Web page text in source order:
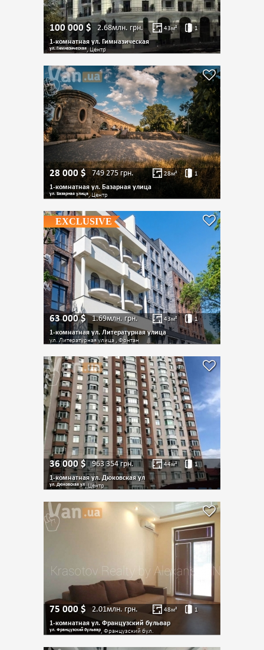
100 000 $ 2.68млн. грн. 43м² 1
1-комнатная ул. Гимназическая
ул. Гимназическая, Центр
28 000$ 749 275 грн. 28м² 1
1-комнатная ул. Базарная улица
ул. Базарная улица, Центр
EXCLUSIVE
63 000$ 1.69млн. грн. 43м² 1
1-комнатная ул. Литературная улица
ул. Литературная улица , Фонтан
36 000 $ 963 354грн. 44м² 1
1-комнатная ул. Дюковская ул
ул. Дюковская ул, Центр
75 000 $ 2.01млн. грн. 48м² 1
1-комнатная ул. Французский бульвар
ул. Французский бульвар, Французский бул.